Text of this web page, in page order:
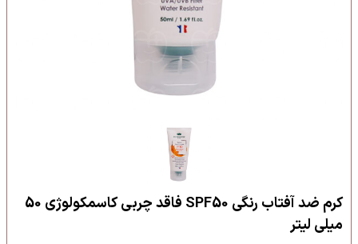
کرم ضد آفتاب رنگی SPF50 فاقد چربی کاسمکولوژی 50
میلی لیتر